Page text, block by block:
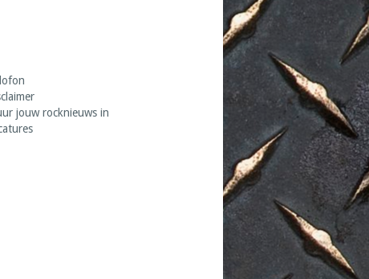
jouw rocknieuws in